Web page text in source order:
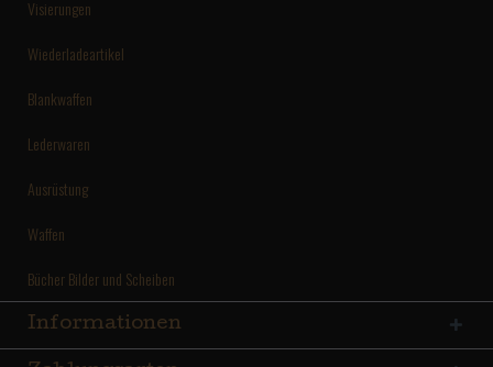
Visierungen
Wiederladeartikel
Blankwaffen
Lederwaren
Ausrüstung
Waffen
Bücher Bilder und Scheiben
Informationen